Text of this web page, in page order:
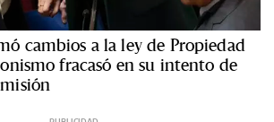
cambios a la ley de Propiedad
fracasó en su intento de